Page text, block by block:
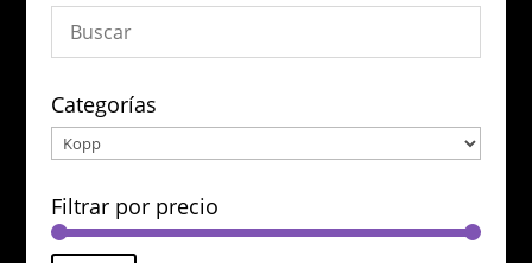
Categorías
Filtrar por precio